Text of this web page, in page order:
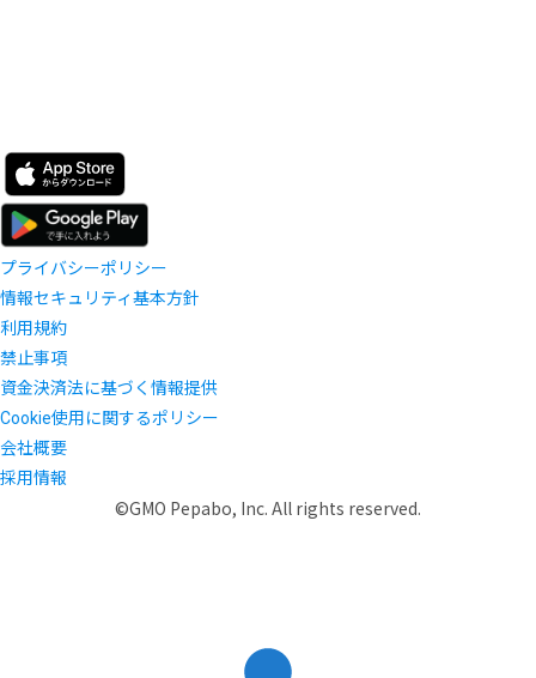
プライバシーポリシー
情報セキュリティ基本方針
利用規約
禁止事項
資金決済法に基づく情報提供
Cookie使用に関するポリシー
会社概要
採用情報
©GMO Pepabo, Inc. All rights reserved.